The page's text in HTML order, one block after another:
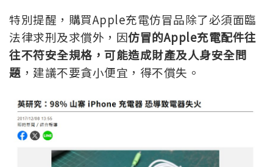
特別提醒，購買Apple充電仿冒品除了必須面臨
法律求刑及求償外 ，因仿冒的Apple充電配件往
往不符安全規格，可能造成財產及人身安全問
題 ， 建議不要貪小便宜，得不償失。